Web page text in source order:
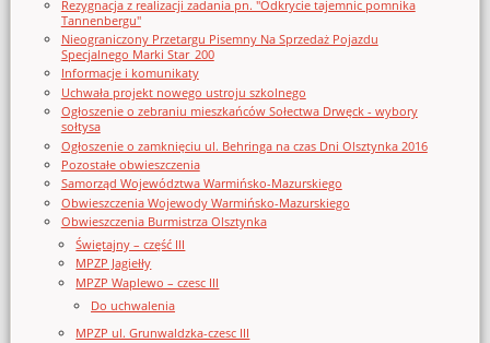
Rezygnacja z realizacji zadania pn. "Odkrycie tajemnic pomnika
Tannenbergu"
Nieograniczony Przetargu Pisemny Na Sprzedaż Pojazdu
Specjalnego Marki Star_200
Informacje i komunikaty
Uchwała projekt nowego ustroju szkolnego
Ogłoszenie o zebraniu mieszkańców Sołectwa Drwęck - wybory
sołtysa
Ogłoszenie o zamknięciu ul. Behringa na czas Dni Olsztynka 2016
Pozostałe obwieszczenia
Samorząd Województwa Warmińsko-Mazurskiego
Obwieszczenia Wojewody Warmińsko-Mazurskiego
Obwieszczenia Burmistrza Olsztynka
Świętajny – część III
MPZP Jagiełły
MPZP Waplewo – czesc III
Do uchwalenia
MPZP ul. Grunwaldzka-czesc III